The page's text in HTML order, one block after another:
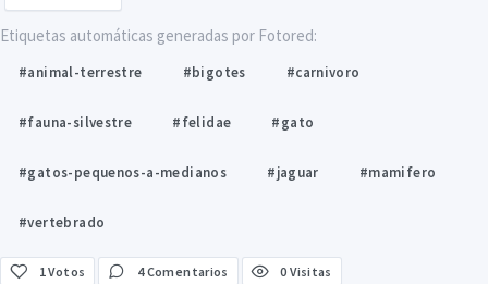
Etiquetas automáticas generadas por Fotored:
#animal-terrestre #bigotes #carnivoro
#fauna-silvestre #felidae #gato
#gatos-pequenos-a-medianos #jaguar #mamifero
#vertebrado
1 Votos 4 Comentarios
0 Visitas